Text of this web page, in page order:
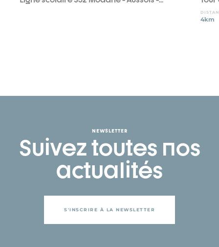
4km
NEWSLETTER
Suivez toutes nos
actualités
S'INSCRIRE À LA NEWSLETTER